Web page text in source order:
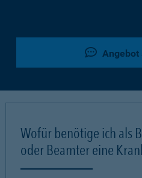
Angebot
Wofür benötige ich als
oder Beamter eine